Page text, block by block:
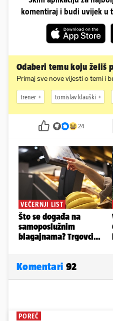
komentiraj i budi uvijek u
Odaberi temu koju želiš
Primaj sve nove vijesti o temi i
trener tomislav klauški
24
Komentari 92
POREČ